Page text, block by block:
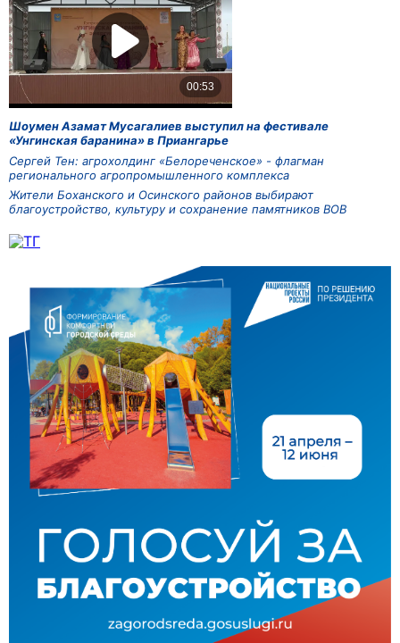
Шоумен Азамат Мусагалиев выступил на фестивале
«Унгинская баранина» в Приангарье
Сергей Тен: агрохолдинг «Белореченское» - флагман
регионального агропромышленного комплекса
Жители Боханского и Осинского районов выбирают
благоустройство, культуру и сохранение памятников ВОВ